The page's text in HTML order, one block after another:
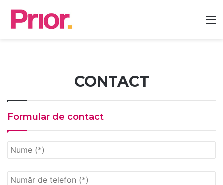
CONTACT
Formular de contact